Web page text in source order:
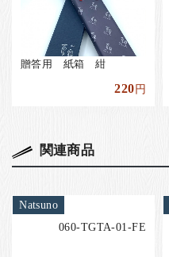
贈答用 紙箱 紺
220円
関連商品
Natsuno
060-TGTA-01-FE